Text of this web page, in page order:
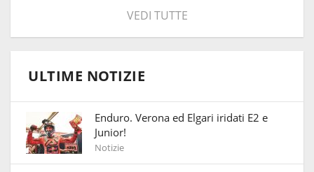
VEDI TUTTE
ULTIME NOTIZIE
Enduro. Verona ed Elgari iridati E2 e
Junior!
Notizie